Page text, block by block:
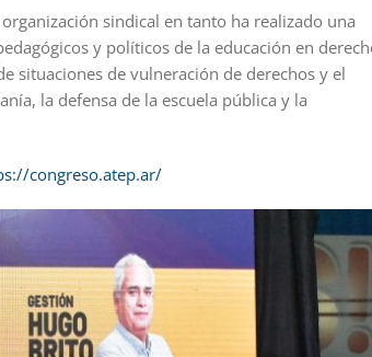
sindical en tanto ha realizado una
y políticos de la educación en
situaciones de vulneración de derechos y el
la defensa de la escuela pública y la
congreso.atep.ar/